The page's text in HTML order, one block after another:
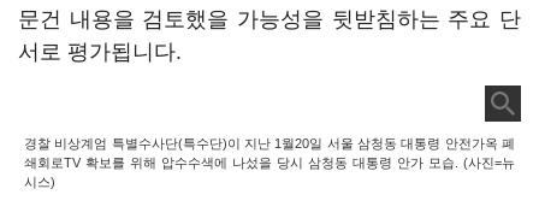
문건 내용을 검토했을 가능성을 뒷받침하는 주요 단
서로 평가됩니다.
경찰 비상계엄 특별수사단(특수단)이 지난 1월20일 서울 삼청동 대통령 안전가옥 폐
쇄회로TV 확보를 위해 압수수색에 나섰을 당시 삼청동 대통령 안가 모습. (사진=뉴
시스)